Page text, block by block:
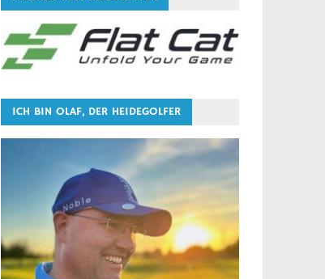
ICH BIN OLAF, DER HEIDEGOLFER